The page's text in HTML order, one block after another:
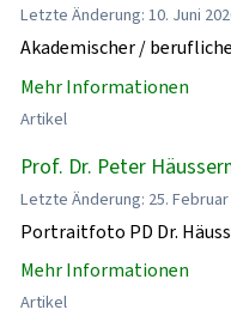
Letzte Änderung: 10. Juni
Akademischer /
Mehr Informationen
Artikel
Prof. Dr. Peter
Letzte Änderung: 25. Februar
Portraitfoto PD Dr.
Mehr Informationen
Artikel